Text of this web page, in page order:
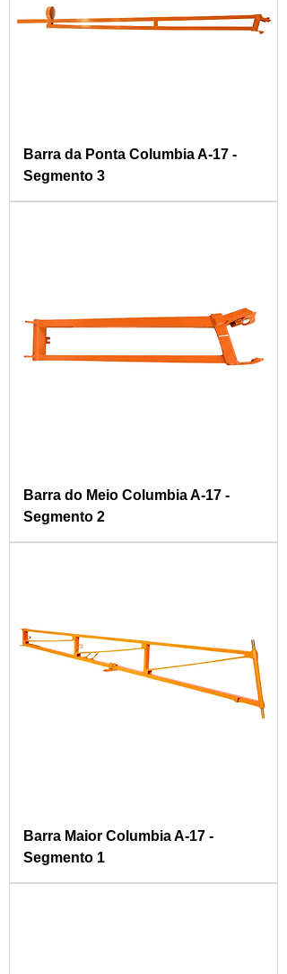
Barra da Ponta Columbia A-17 -
Segmento 3
Barra do Meio Columbia A-17 -
Segmento 2
Barra Maior Columbia A-17 -
Segmento 1